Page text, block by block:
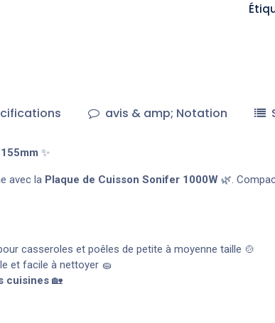
avis & amp; Notation
✨
avec la Plaque de Cuisson Sonifer 1000W 🌿.
casseroles et poêles de petite à moyenne taille 🍲
et facile à nettoyer 🧽
cuisines 🏡